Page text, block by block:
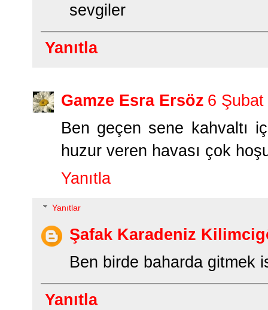
sevgiler
Yanıtla
Gamze Esra Ersöz 6
Ben geçen sene kahvaltı
huzur veren havası çok
Yanıtla
Yanıtlar
Şafak Karadeniz
Ben birde baharda gitmek
Yanıtla